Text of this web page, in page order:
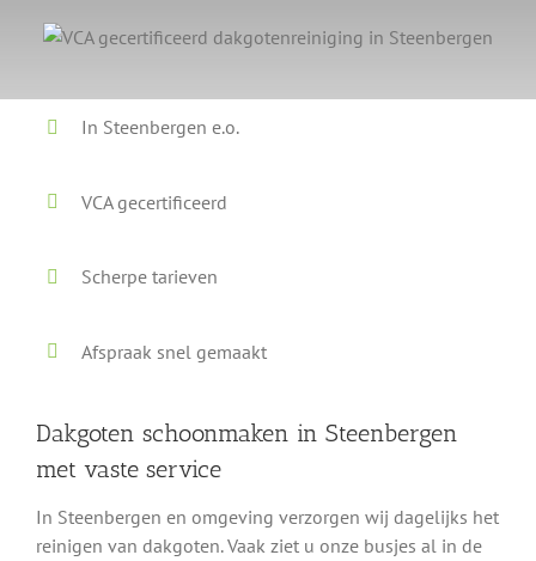
In Steenbergen e.o.
VCA gecertificeerd
Scherpe tarieven
Afspraak snel gemaakt
Dakgoten schoonmaken in Steenbergen
met vaste service
In Steenbergen en omgeving verzorgen wij dagelijks het
reinigen van dakgoten. Vaak ziet u onze busjes al in de